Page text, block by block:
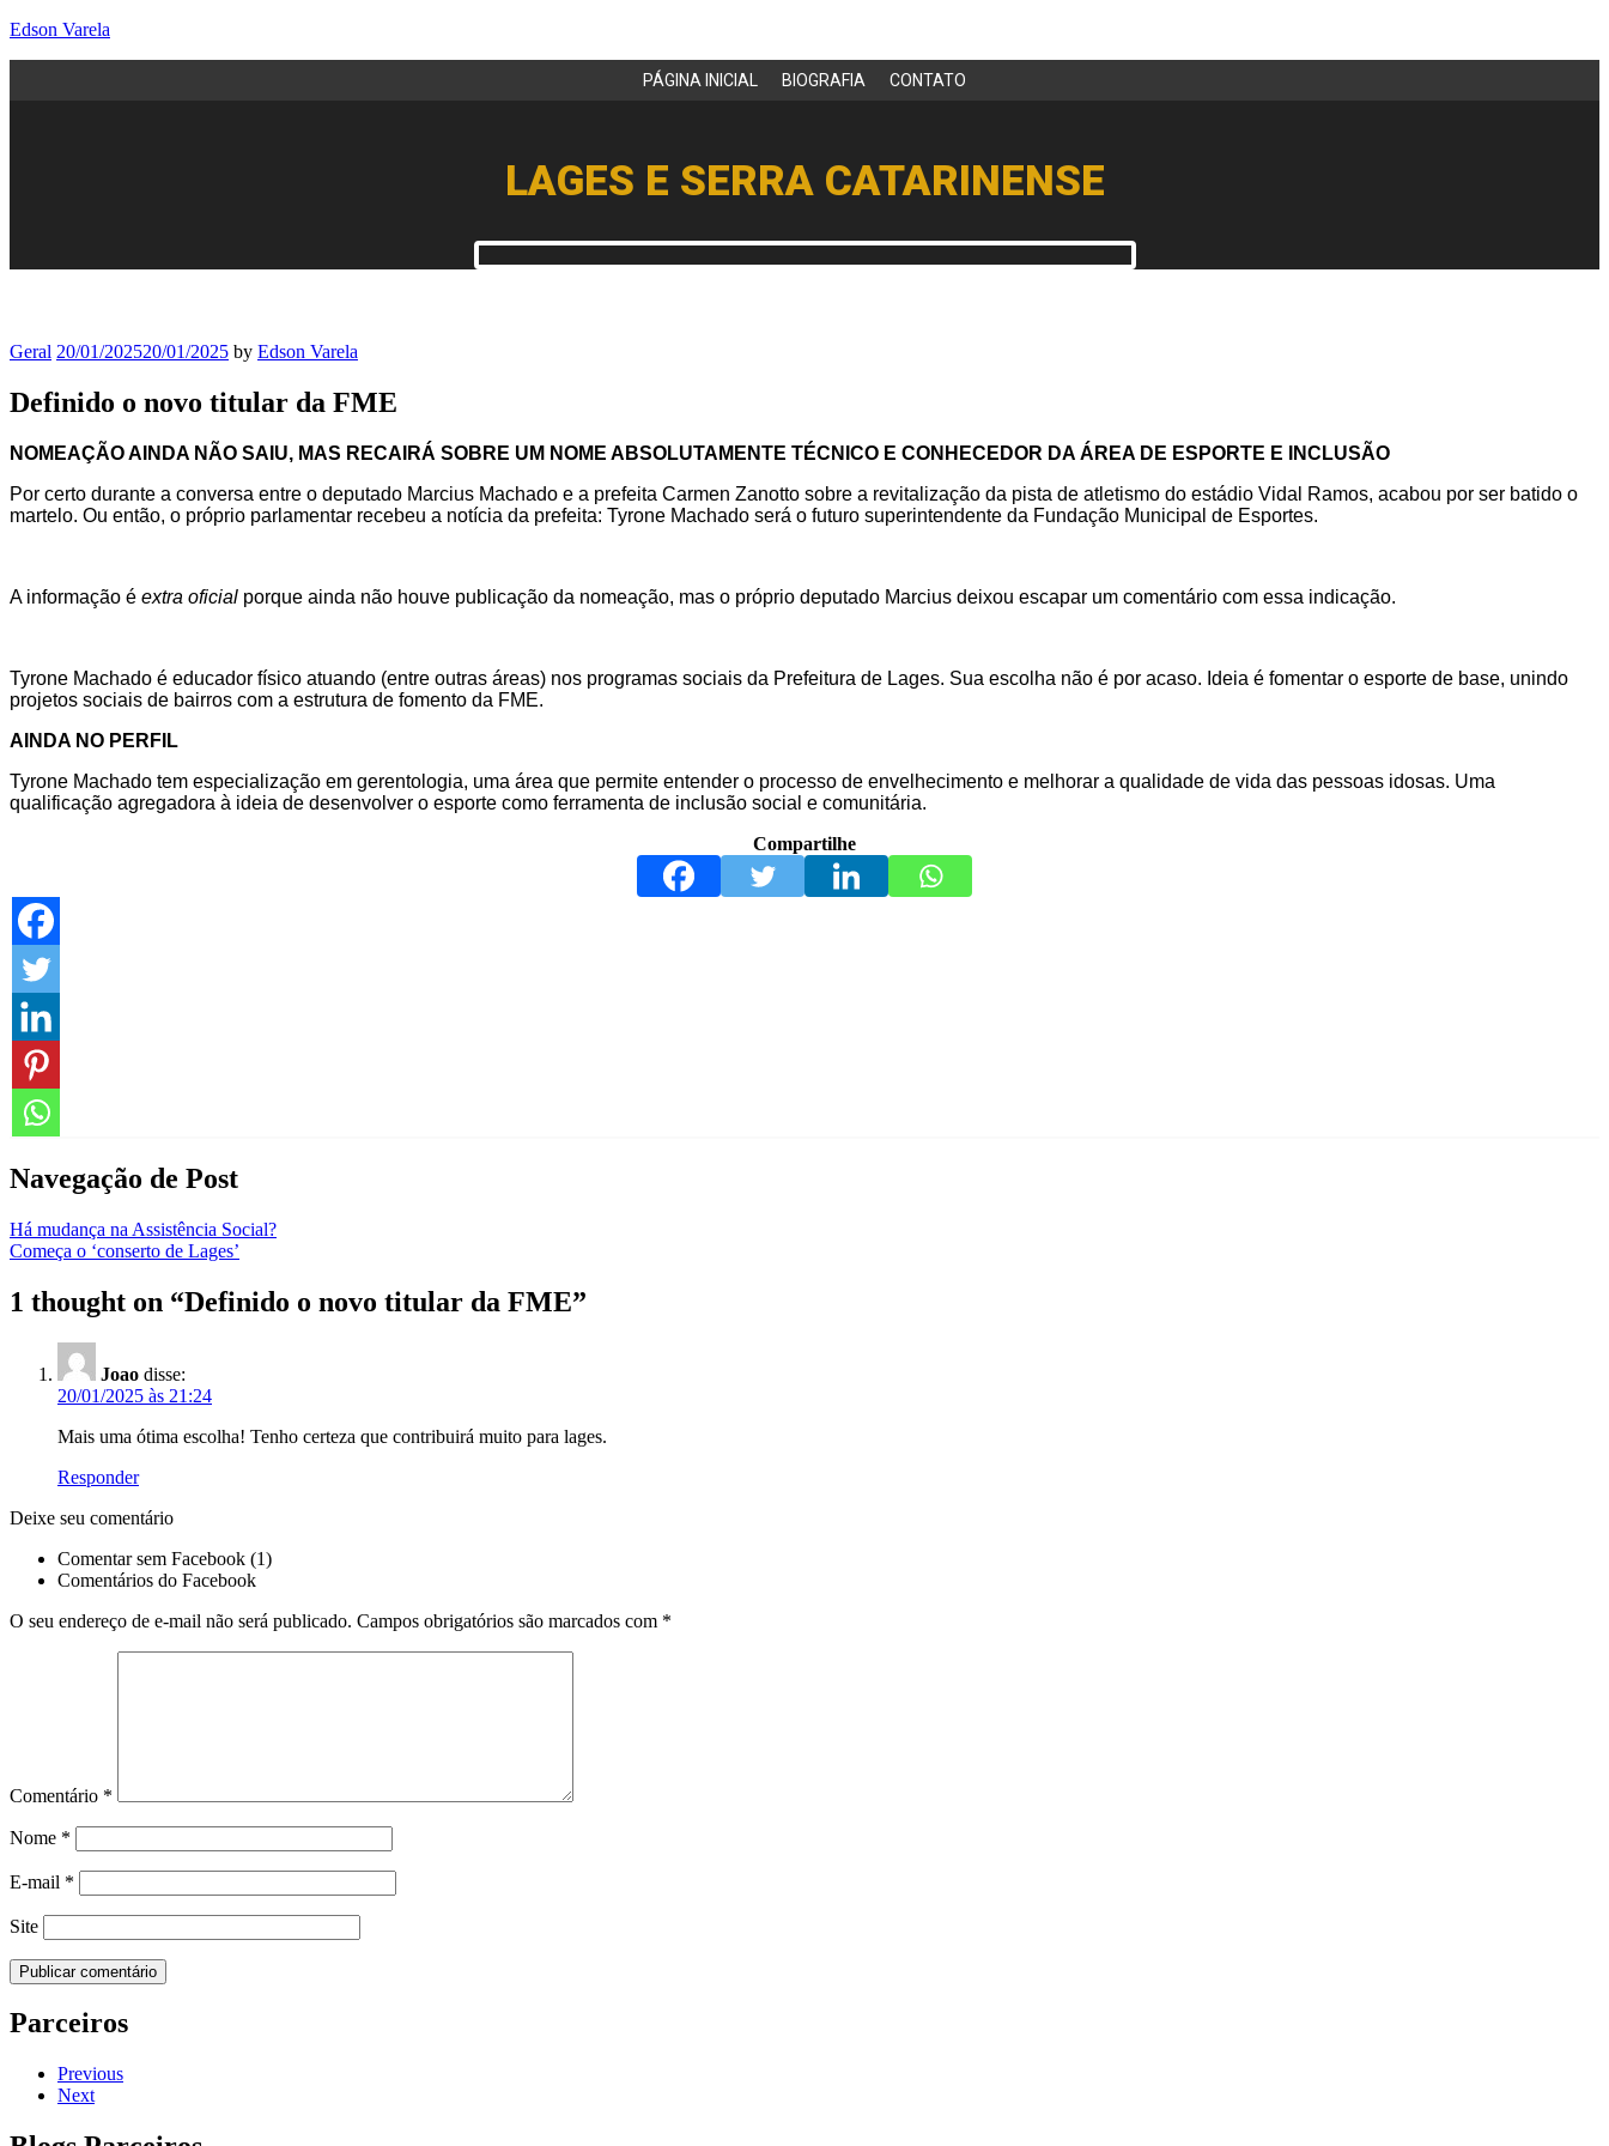
Edson Varela
PÁGINA INICIAL BIOGRAFIA CONTATO
LAGES E SERRA CATARINENSE
Geral 20/01/202520/01/2025 by Edson Varela
Definido o novo titular da FME
NOMEAÇÃO AINDA NÃO SAIU, MAS RECAIRÁ SOBRE UM NOME ABSOLUTAMENTE TÉCNICO E CONHECEDOR DA ÁREA DE ESPORTE E INCLUSÃO
Por certo durante a conversa entre o deputado Marcius Machado e a prefeita Carmen Zanotto sobre a revitalização da pista de atletismo do estádio Vidal Ramos, acabou por ser batido o
martelo. Ou então, o próprio parlamentar recebeu a notícia da prefeita: Tyrone Machado será o futuro superintendente da Fundação Municipal de Esportes.
A informação é extra oficial porque ainda não houve publicação da nomeação, mas o próprio deputado Marcius deixou escapar um comentário com essa indicação.
Tyrone Machado é educador físico atuando (entre outras áreas) nos programas sociais da Prefeitura de Lages. Sua escolha não é por acaso. Ideia é fomentar o esporte de base, unindo
projetos sociais de bairros com a estrutura de fomento da FME.
AINDA NO PERFIL
Tyrone Machado tem especialização em gerentologia, uma área que permite entender o processo de envelhecimento e melhorar a qualidade de vida das pessoas idosas. Uma
qualificação agregadora à ideia de desenvolver o esporte como ferramenta de inclusão social e comunitária.
Compartilhe
Navegação de Post
Há mudança na Assistência Social?
Começa o ‘conserto de Lages’
1 thought on “Definido o novo titular da FME”
Joao disse:
20/01/2025 às 21:24
Mais uma ótima escolha! Tenho certeza que contribuirá muito para lages.
Responder
Deixe seu comentário
Comentar sem Facebook (1)
Comentários do Facebook
O seu endereço de e-mail não será publicado. Campos obrigatórios são marcados com *
Comentário *
Nome *
E-mail *
Site
Parceiros
Previous
Next